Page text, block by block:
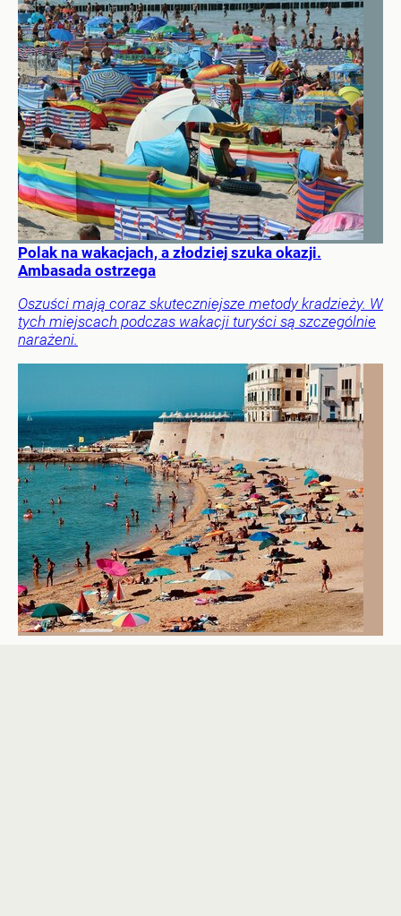
Polak na wakacjach, a złodziej szuka okazji.
Ambasada ostrzega
Oszuści mają coraz skuteczniejsze metody kradzieży. W
tych miejscach podczas wakacji turyści są szczególnie
narażeni.